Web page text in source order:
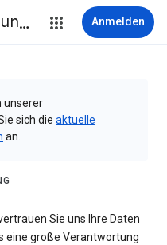
Datenschutzerklärung & Nutzungsbedingungen Anmelden
unserer
sich die aktuelle
an.
Sie uns Ihre Daten
eine große Verantwortung